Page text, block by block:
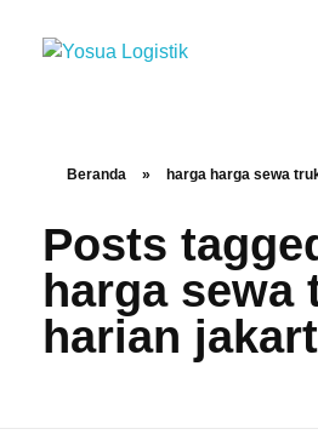
Beranda » harga harga sewa
Posts
harga sewa
harian